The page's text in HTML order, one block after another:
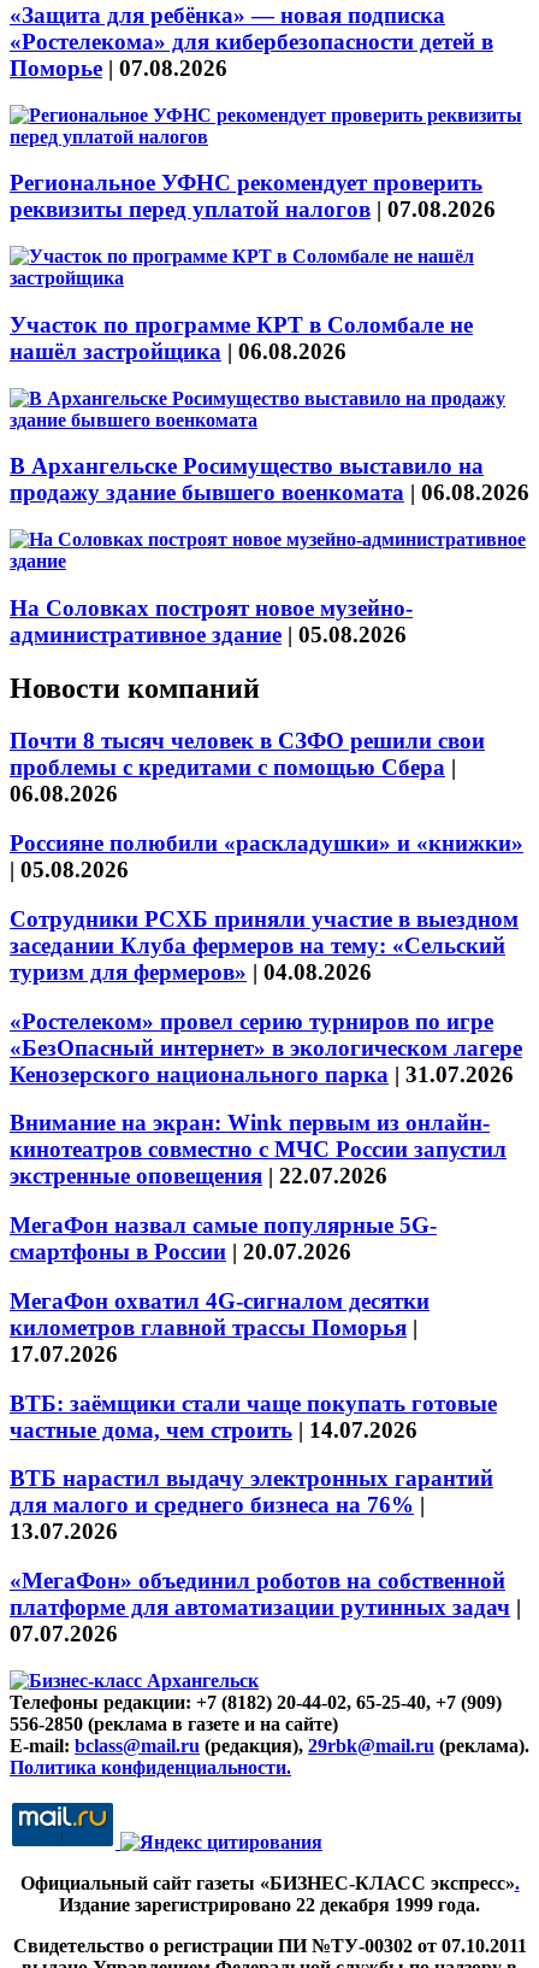
«Защита для ребёнка» — новая подписка
«Ростелекома» для кибербезопасности детей в
Поморье | 07.08.2026
Региональное УФНС рекомендует проверить
реквизиты перед уплатой налогов | 07.08.2026
Участок по программе КРТ в Соломбале не
нашёл застройщика | 06.08.2026
В Архангельске Росимущество выставило на
продажу здание бывшего военкомата | 06.08.2026
На Соловках построят новое музейно-
административное здание | 05.08.2026
Новости компаний
Почти 8 тысяч человек в СЗФО решили свои
проблемы с кредитами с помощью Сбера |
06.08.2026
Россияне полюбили «раскладушки» и «книжки»
| 05.08.2026
Сотрудники РСХБ приняли участие в выездном
заседании Клуба фермеров на тему: «Сельский
туризм для фермеров» | 04.08.2026
«Ростелеком» провел серию турниров по игре
«БезОпасный интернет» в экологическом лагере
Кенозерского национального парка | 31.07.2026
Внимание на экран: Wink первым из онлайн-
кинотеатров совместно с МЧС России запустил
экстренные оповещения | 22.07.2026
МегаФон назвал самые популярные 5G-
смартфоны в России | 20.07.2026
МегаФон охватил 4G-сигналом десятки
километров главной трассы Поморья |
17.07.2026
ВТБ: заёмщики стали чаще покупать готовые
частные дома, чем строить | 14.07.2026
ВТБ нарастил выдачу электронных гарантий
для малого и среднего бизнеса на 76% |
13.07.2026
«МегаФон» объединил роботов на собственной
платформе для автоматизации рутинных задач |
07.07.2026
Телефоны редакции: +7 (8182) 20-44-02, 65-25-40, +7 (909)
556-2850 (реклама в газете и на сайте)
E-mail: bclass@mail.ru (редакция), 29rbk@mail.ru (реклама).
Политика конфиденциальности.
Официальный сайт газеты «БИЗНЕС-КЛАСС экспресс».
Издание зарегистрировано 22 декабря 1999 года.
Свидетельство о регистрации ПИ №ТУ-00302 от 07.10.2011